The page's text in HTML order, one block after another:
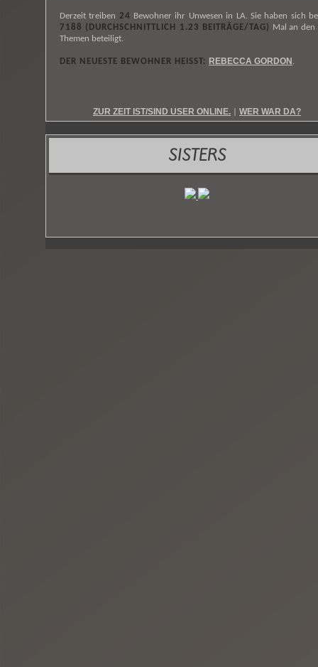
Derzeit treiben 24
Bewohner ihr Unwesen in LA. Sie haben sich
7188 (DURCHSCHNITTLICH 1.23 BEITRÄGE/TAG)
Mal an den
Themen beteiligt.
DER NEUESTE BEWOHNER HEISST: REBECCA GORDON .
ZUR ZEIT IST/SIND USER ONLINE. WER WAR DA?
SISTERS